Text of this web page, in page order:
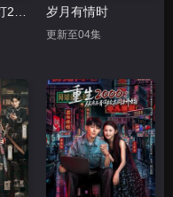
岁月有情时
更新至04集